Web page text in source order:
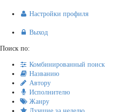
Настройки профиля
Выход
Поиск по:
Комбинированный поиск
Названию
Автору
Исполнителю
Жанру